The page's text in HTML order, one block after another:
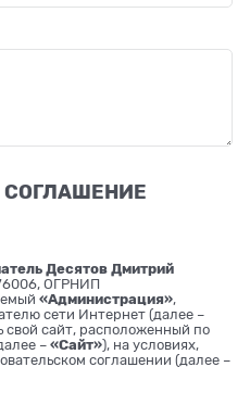
СОГЛАШЕНИЕ
Десятов Дмитрий
ОГРНИП
«Администрация»,
сети Интернет (далее –
свой сайт, расположенный по
– «Сайт»), на условиях,
соглашении (далее –